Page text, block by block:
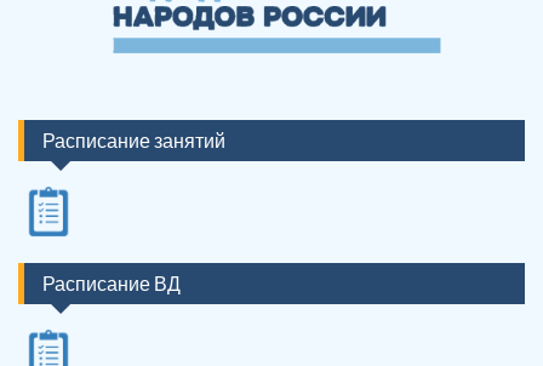
Расписание занятий
Расписание ВД